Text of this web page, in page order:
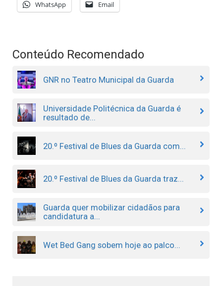
WhatsApp Email
Conteúdo Recomendado
GNR no Teatro Municipal da Guarda
Universidade Politécnica da Guarda é
resultado de...
20.º Festival de Blues da Guarda com...
20.º Festival de Blues da Guarda traz...
Guarda quer mobilizar cidadãos para
candidatura a...
Wet Bed Gang sobem hoje ao palco...